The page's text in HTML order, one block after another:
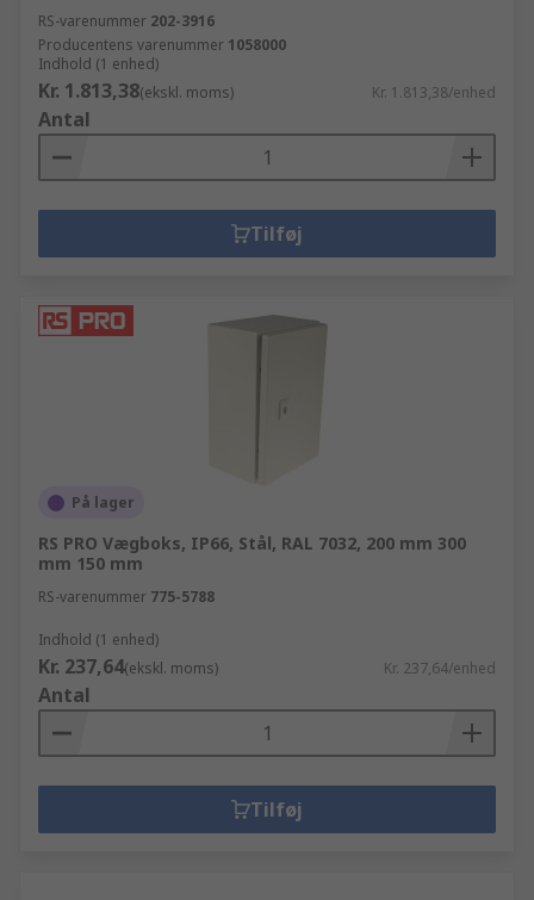
RS-varenummer 202-3916
Producentens varenummer 1058000
Indhold (1 enhed)
Kr. 1.813,38(ekskl. moms) Kr. 1.813,38/enhed
Antal
Tilføj
På lager
RS PRO Vægboks, IP66, Stål, RAL 7032, 200 mm 300
mm 150 mm
RS-varenummer 775-5788
Indhold (1 enhed)
Kr. 237,64(ekskl. moms) Kr. 237,64/enhed
Antal
Tilføj